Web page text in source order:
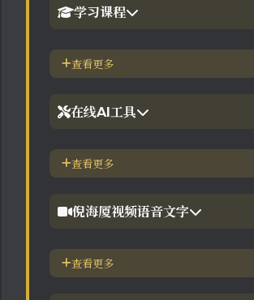
学习课程
1.倪海厦官网备份版
查看更多
在线AI工具
【工具】紫微斗数命理分析
查看更多
倪海厦视频语音文字
【视频】倪海厦-针灸大成
查看更多